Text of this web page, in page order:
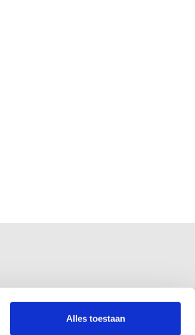
Alles toestaan